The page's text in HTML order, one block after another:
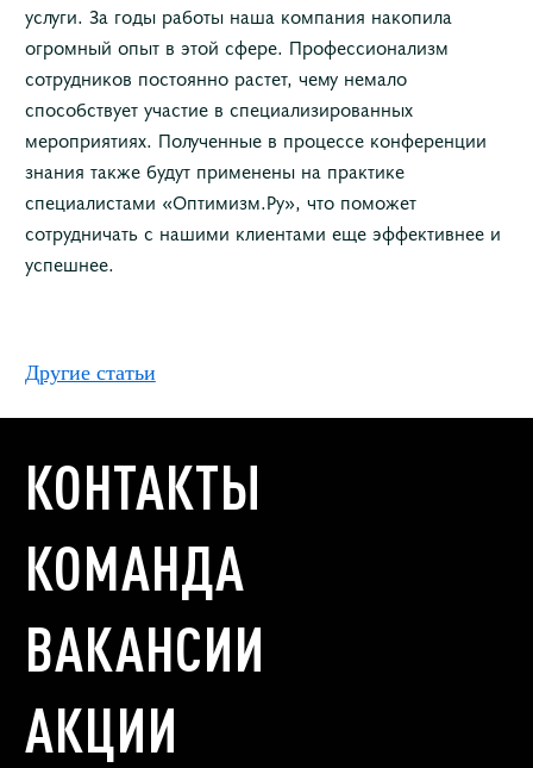
услуги. За годы работы наша компания накопила
огромный опыт в этой сфере. Профессионализм
сотрудников постоянно растет, чему немало
способствует участие в специализированных
мероприятиях. Полученные в процессе конференции
знания также будут применены на практике
специалистами «Оптимизм.Ру», что поможет
сотрудничать с нашими клиентами еще эффективнее и
успешнее.
Другие статьи
КОНТАКТЫ
КОМАНДА
ВАКАНСИИ
АКЦИИ